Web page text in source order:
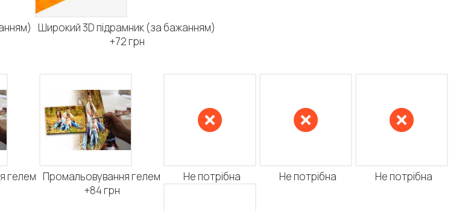
Широкий 3D підрамник (за бажанням)
+72 грн
гелем Промальовування гелем
+84 грн
Не потрібна Не потрібна Не потрібна